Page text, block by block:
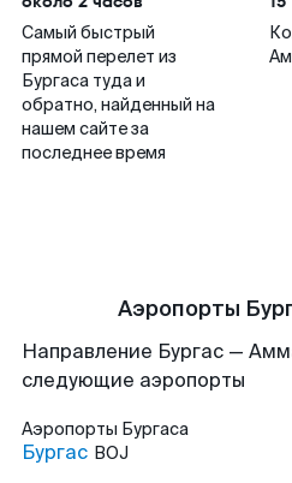
Самый быстрый
прямой перелет из
Бургаса туда и
обратно, найденный на
нашем сайте за
последнее время
Аэропорты
Направление Бургас —
следующие аэропорты
Аэропорты Бургаса
Бургас BOJ